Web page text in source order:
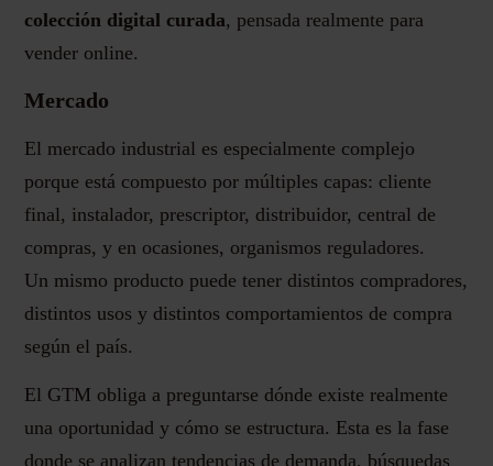
colección digital curada, pensada realmente para
vender online.
Mercado
El mercado industrial es especialmente complejo
porque está compuesto por múltiples capas: cliente
final, instalador, prescriptor, distribuidor, central de
compras, y en ocasiones, organismos reguladores.
Un mismo producto puede tener distintos compradores,
distintos usos y distintos comportamientos de compra
según el país.
El GTM obliga a preguntarse dónde existe realmente
una oportunidad y cómo se estructura. Esta es la fase
donde se analizan tendencias de demanda, búsquedas